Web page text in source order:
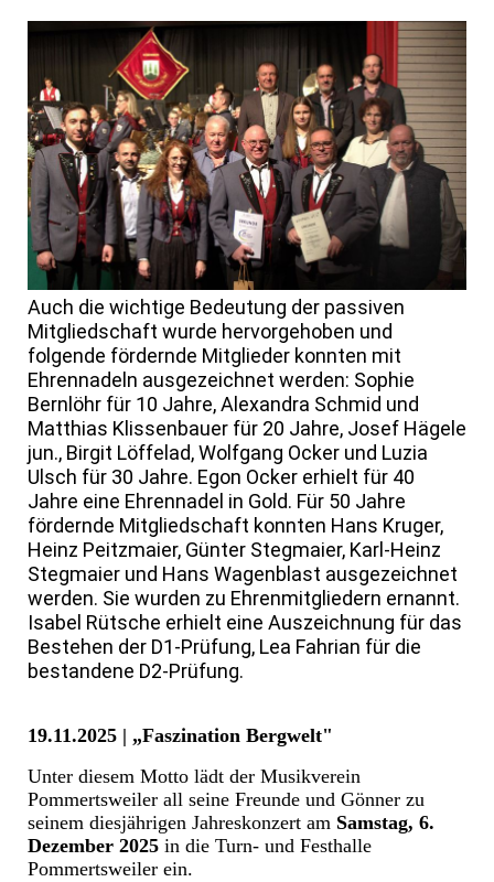
Auch die wichtige Bedeutung der passiven
Mitgliedschaft wurde hervorgehoben und
folgende fördernde Mitglieder konnten mit
Ehrennadeln ausgezeichnet werden: Sophie
Bernlöhr für 10 Jahre, Alexandra Schmid und
Matthias Klissenbauer für 20 Jahre, Josef Hägele
jun., Birgit Löffelad, Wolfgang Ocker und Luzia
Ulsch für 30 Jahre. Egon Ocker erhielt für 40
Jahre eine Ehrennadel in Gold. Für 50 Jahre
fördernde Mitgliedschaft konnten Hans Kruger,
Heinz Peitzmaier, Günter Stegmaier, Karl-Heinz
Stegmaier und Hans Wagenblast ausgezeichnet
werden. Sie wurden zu Ehrenmitgliedern ernannt.
Isabel Rütsche erhielt eine Auszeichnung für das
Bestehen der D1-Prüfung, Lea Fahrian für die
bestandene D2-Prüfung.
19.11.2025 | „Faszination Bergwelt"
Unter diesem Motto lädt der Musikverein
Pommertsweiler all seine Freunde und Gönner zu
seinem diesjährigen Jahreskonzert am Samstag, 6.
Dezember 2025 in die Turn- und Festhalle
Pommertsweiler ein.